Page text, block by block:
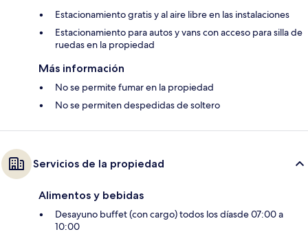
Estacionamiento gratis y al aire libre en las instalaciones
Estacionamiento para autos y vans con acceso para silla de
ruedas en la propiedad
Más información
No se permite fumar en la propiedad
No se permiten despedidas de soltero
Servicios de la propiedad
Alimentos y bebidas
Desayuno buffet (con cargo) todos los díasde 07:00 a
10:00